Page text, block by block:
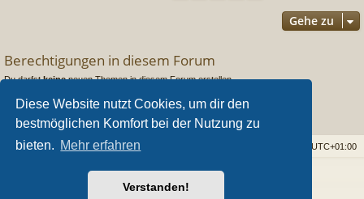
Diese Website nutzt Cookies, um dir den
bestmöglichen Komfort bei der Nutzung zu
bieten. Mehr erfahren
Verstanden!
Gehe zu
Berechtigungen in diesem Forum
Du darfstkeineneuen Themen in diesem Forum erstellen.
Du darfst deine Beiträge in diesem Forumnicht ändern.
Du darfstkeine Dateianhänge in diesem Forum erstellen.
Foren-Übersicht UTC+01:00
Powered byphpBB® Forum Software © phpBB Limited
Style vonArty- phpBB 3.3 von MrGaby